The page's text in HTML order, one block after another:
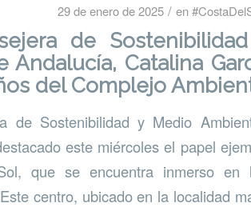
29 de enero de 2025 / en
de
Andalucía, Catalina
del Complejo
de Sostenibilidad y Medio
este miércoles el papel
que se encuentra inmerso en
centro, ubicado en la localidad